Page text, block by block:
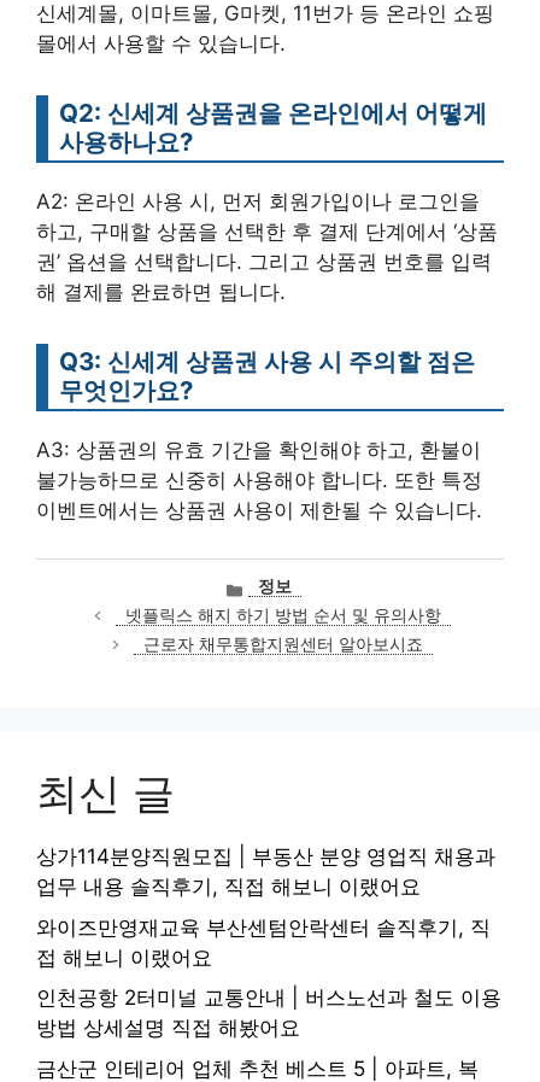
신세계몰, 이마트몰, G마켓, 11번가 등 온라인 쇼핑
몰에서 사용할 수 있습니다.
Q2: 신세계 상품권을 온라인에서 어떻게
사용하나요?
A2: 온라인 사용 시, 먼저 회원가입이나 로그인을
하고, 구매할 상품을 선택한 후 결제 단계에서 ‘상품
권’ 옵션을 선택합니다. 그리고 상품권 번호를 입력
해 결제를 완료하면 됩니다.
Q3: 신세계 상품권 사용 시 주의할 점은
무엇인가요?
A3: 상품권의 유효 기간을 확인해야 하고, 환불이
불가능하므로 신중히 사용해야 합니다. 또한 특정
이벤트에서는 상품권 사용이 제한될 수 있습니다.
카
테
고
리
정보
넷플릭스 해지 하기 방법 순서 및 유의사항
근로자 채무통합지원센터 알아보시죠
최신 글
상가114분양직원모집 | 부동산 분양 영업직 채용과
업무 내용 솔직후기, 직접 해보니 이랬어요
와이즈만영재교육 부산센텀안락센터 솔직후기, 직
접 해보니 이랬어요
인천공항 2터미널 교통안내 | 버스노선과 철도 이용
방법 상세설명 직접 해봤어요
금산군 인테리어 업체 추천 베스트 5 | 아파트, 복